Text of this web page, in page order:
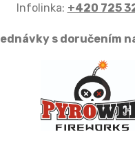
Infolinka: +420 725
s doručením